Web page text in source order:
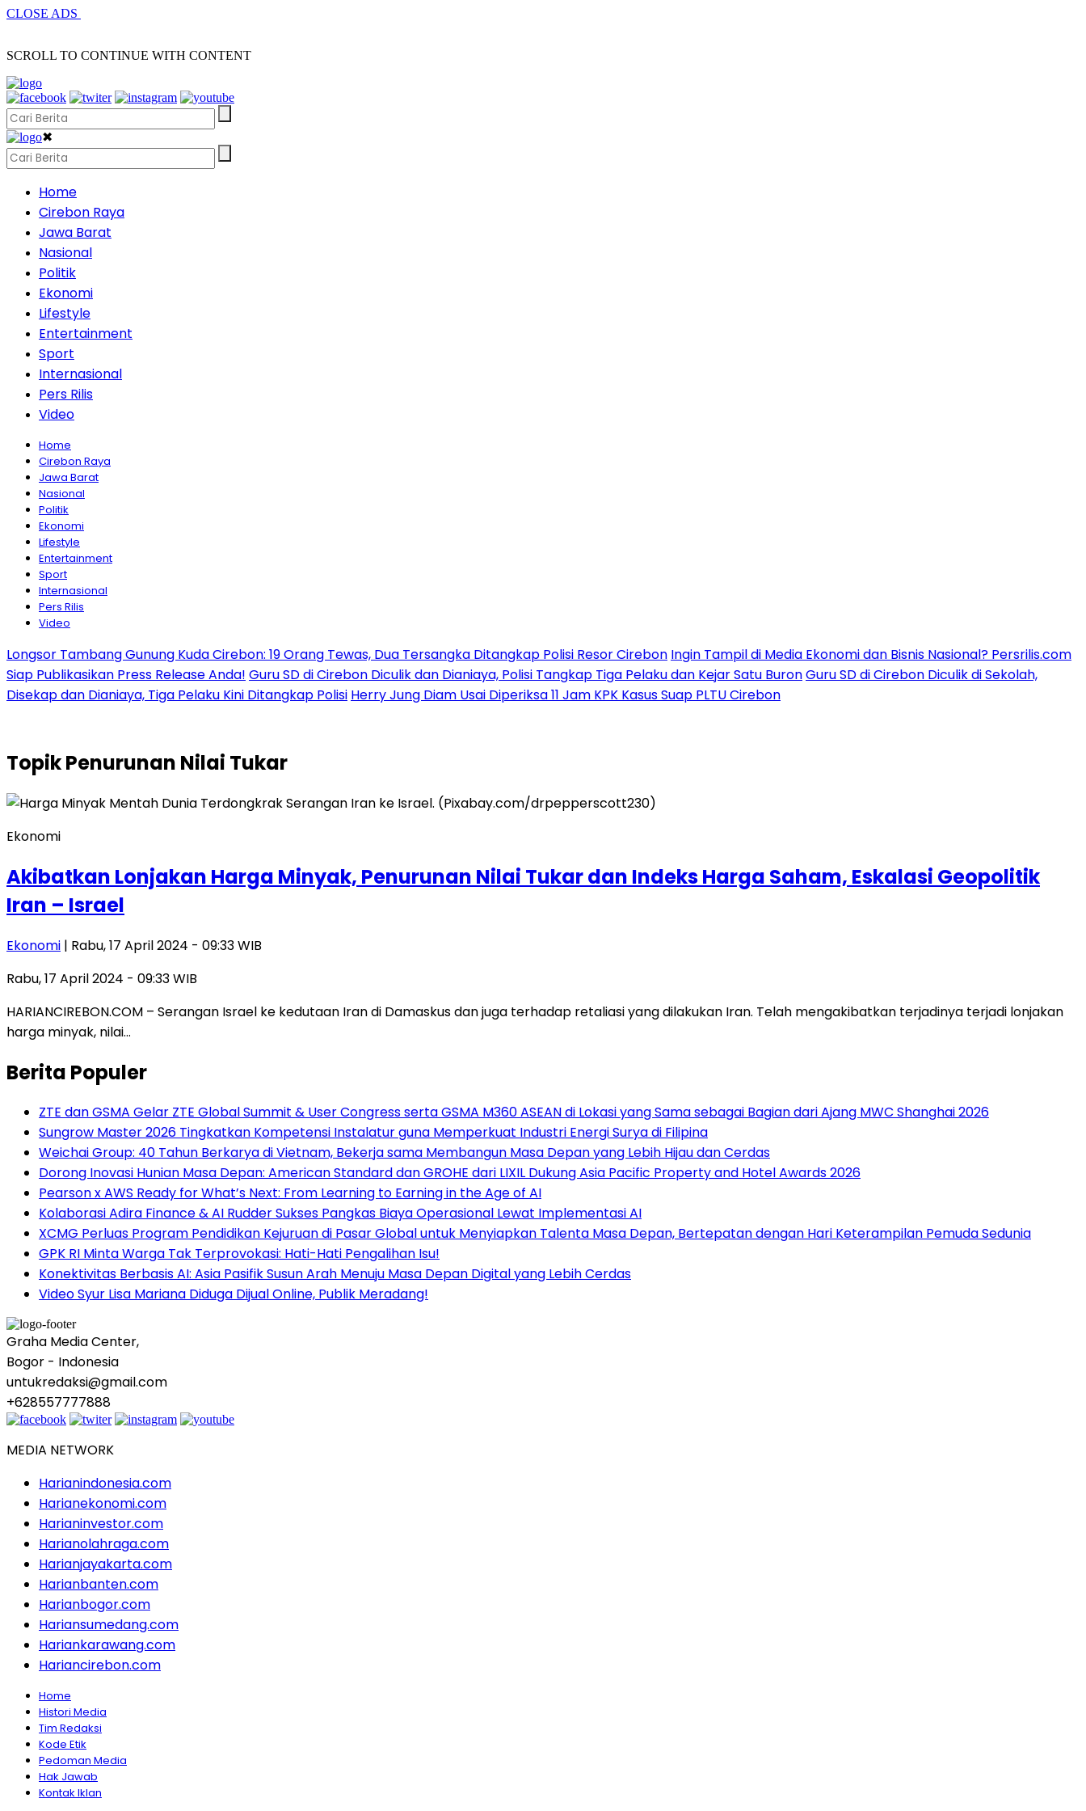
CLOSE ADS
SCROLL TO CONTINUE WITH CONTENT
✖
Home
Cirebon Raya
Jawa Barat
Nasional
Politik
Ekonomi
Lifestyle
Entertainment
Sport
Internasional
Pers Rilis
Video
Home
Cirebon Raya
Jawa Barat
Nasional
Politik
Ekonomi
Lifestyle
Entertainment
Sport
Internasional
Pers Rilis
Video
Longsor Tambang Gunung Kuda Cirebon: 19 Orang Tewas, Dua Tersangka Ditangkap Polisi Resor Cirebon Ingin Tampil di Media Ekonomi dan Bisnis Nasional? Persrilis.com
Siap Publikasikan Press Release Anda! Guru SD di Cirebon Diculik dan Dianiaya, Polisi Tangkap Tiga Pelaku dan Kejar Satu BuronGuru SD di Cirebon Diculik di Sekolah,
Disekap dan Dianiaya, Tiga Pelaku Kini Ditangkap Polisi Herry Jung Diam Usai Diperiksa 11 Jam KPK Kasus Suap PLTU Cirebon
TopikPenurunan Nilai Tukar
Ekonomi
Akibatkan Lonjakan Harga Minyak, Penurunan Nilai Tukar dan Indeks Harga Saham, Eskalasi Geopolitik
Iran – Israel
Ekonomi | Rabu, 17 April 2024 - 09:33 WIB
Rabu, 17 April 2024 - 09:33 WIB
HARIANCIREBON.COM – Serangan Israel ke kedutaan Iran di Damaskus dan juga terhadap retaliasi yang dilakukan Iran. Telah mengakibatkan terjadinya terjadi lonjakan
harga minyak, nilai…
Berita Populer
ZTE dan GSMA Gelar ZTE Global Summit & User Congress serta GSMA M360 ASEAN di Lokasi yang Sama sebagai Bagian dari Ajang MWC Shanghai 2026
Sungrow Master 2026 Tingkatkan Kompetensi Instalatur guna Memperkuat Industri Energi Surya di Filipina
Weichai Group: 40 Tahun Berkarya di Vietnam, Bekerja sama Membangun Masa Depan yang Lebih Hijau dan Cerdas
Dorong Inovasi Hunian Masa Depan: American Standard dan GROHE dari LIXIL Dukung Asia Pacific Property and Hotel Awards 2026
Pearson x AWS Ready for What’s Next: From Learning to Earning in the Age of AI
Kolaborasi Adira Finance & AI Rudder Sukses Pangkas Biaya Operasional Lewat Implementasi AI
XCMG Perluas Program Pendidikan Kejuruan di Pasar Global untuk Menyiapkan Talenta Masa Depan, Bertepatan dengan Hari Keterampilan Pemuda Sedunia
GPK RI Minta Warga Tak Terprovokasi: Hati-Hati Pengalihan Isu!
Konektivitas Berbasis AI: Asia Pasifik Susun Arah Menuju Masa Depan Digital yang Lebih Cerdas
Video Syur Lisa Mariana Diduga Dijual Online, Publik Meradang!
Graha Media Center,
Bogor - Indonesia
untukredaksi@gmail.com
+628557777888
MEDIA NETWORK
Harianindonesia.com
Harianekonomi.com
Harianinvestor.com
Harianolahraga.com
Harianjayakarta.com
Harianbanten.com
Harianbogor.com
Hariansumedang.com
Hariankarawang.com
Hariancirebon.com
Home
Histori Media
Tim Redaksi
Kode Etik
Pedoman Media
Hak Jawab
Kontak Iklan